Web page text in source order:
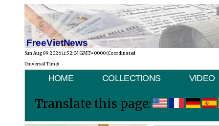
FreeVietNews
Sun Aug 09 2026 11:52:04 GMT+0000 (Coordinated
Universal Time)
HOME COLLECTIONS VIDEO
Translate this page: